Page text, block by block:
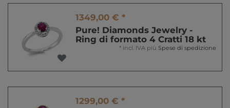
1349,00 € *
Pure! Diamonds Jewelry -
Ring di formato 4 Cratti 18 kt
* incl. IVA più Spese di spedizione
1299,00 € *